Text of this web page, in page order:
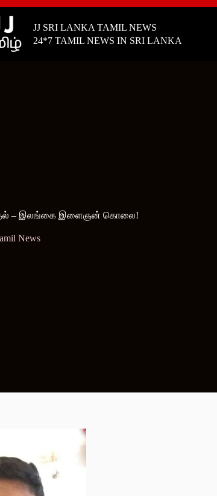
JJ SRI LANKA TAMIL NEWS
24*7 TAMIL NEWS IN SRI LANKA
– இலங்கை இளைஞன் கொலை!
News